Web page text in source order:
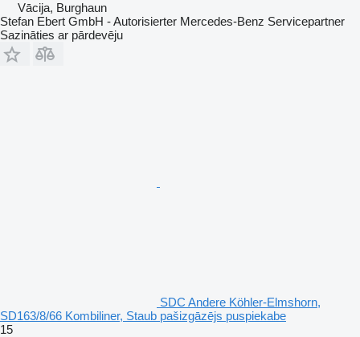
Vācija, Burghaun
Stefan Ebert GmbH - Autorisierter Mercedes-Benz Servicepartner
Sazināties ar pārdevēju
SDC Andere Köhler-Elmshorn,
SD163/8/66 Kombiliner, Staub pašizgāzējs puspiekabe
15